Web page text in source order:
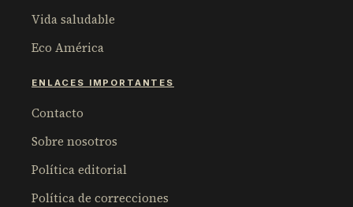
Vida saludable
Eco América
ENLACES IMPORTANTES
Contacto
Sobre nosotros
Política editorial
Política de correcciones